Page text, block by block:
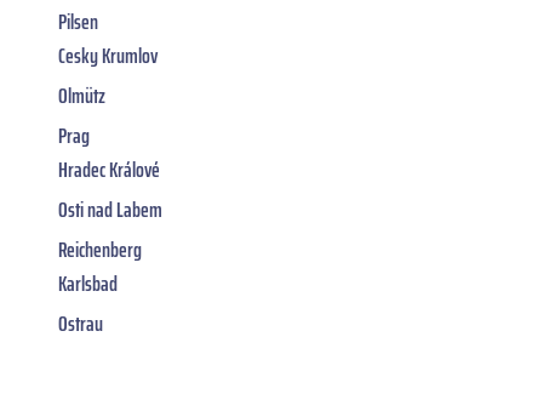
Pilsen
Cesky Krumlov
Olmütz
Prag
Hradec Králové
Osti nad Labem
Reichenberg
Karlsbad
Ostrau